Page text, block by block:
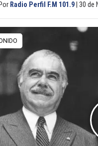
Radio Perfil F.M 101.9 30 de